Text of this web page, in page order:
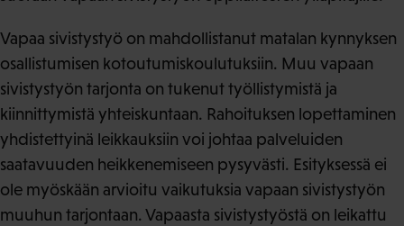
Vapaa sivistystyö on mahdollistanut matalan kynnyksen
osallistumisen kotoutumiskoulutuksiin. Muu vapaan
sivistystyön tarjonta on tukenut työllistymistä ja
kiinnittymistä yhteiskuntaan. Rahoituksen lopettaminen
yhdistettyinä leikkauksiin voi johtaa palveluiden
saatavuuden heikkenemiseen pysyvästi. Esityksessä ei
ole myöskään arvioitu vaikutuksia vapaan sivistystyön
muuhun tarjontaan. Vapaasta sivistystyöstä on leikattu